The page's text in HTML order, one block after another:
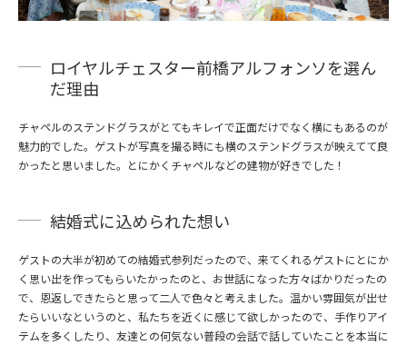
ロイヤルチェスター前橋アルフォンソを選ん
だ理由
チャペルのステンドグラスがとてもキレイで正面だけでなく横にもあるのが
魅力的でした。ゲストが写真を撮る時にも横のステンドグラスが映えてて良
かったと思いました。とにかくチャペルなどの建物が好きでした！
結婚式に込められた想い
ゲストの大半が初めての結婚式参列だったので、来てくれるゲストにとにか
く思い出を作ってもらいたかったのと、お世話になった方々ばかりだったの
で、恩返しできたらと思って二人で色々と考えました。温かい雰囲気が出せ
たらいいなというのと、私たちを近くに感じて欲しかったので、手作りアイ
テムを多くしたり、友達との何気ない普段の会話で話していたことを本当に